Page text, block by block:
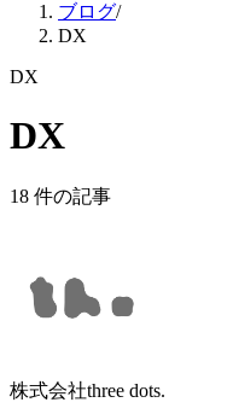
ブログ/
DX
DX
DX
18 件の記事
株式会社three dots.